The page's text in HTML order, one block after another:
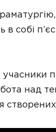
в собі
учасники
над
створених